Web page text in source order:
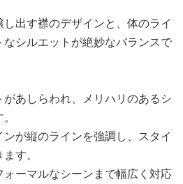
出す襟のデザインと、体のライ
シルエットが絶妙なバランスで
あしらわれ、メリハリのあるシ
が縦のラインを強調し、スタイ
す。
ーマルなシーンまで幅広く対応